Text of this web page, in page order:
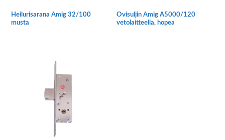
Heilurisarana Amig 32/100
musta
Ovisuljin Amig A5000/120
vetolaitteella, hopea